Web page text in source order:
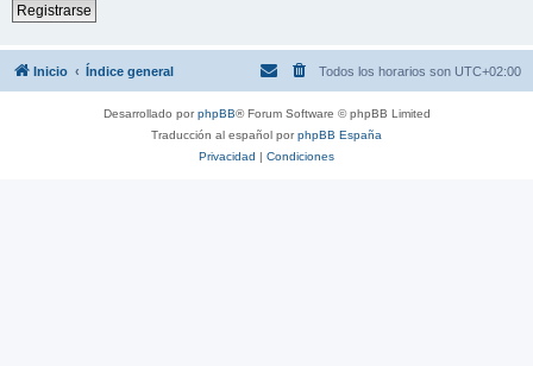
Registrarse
Inicio Índice general Todos los horarios son UTC+02:00
Desarrollado porphpBB® Forum Software © phpBB Limited
Traducción al español porphpBB España
Privacidad | Condiciones